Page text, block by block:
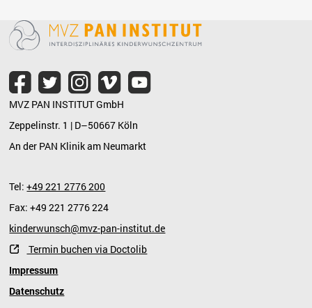
MVZ PAN INSTITUT GmbH
Zeppelinstr. 1 | D–50667 Köln
An der PAN Klinik am Neumarkt
Tel:+49 221 2776 200
Fax: +49 221 2776 224
kinderwunsch@mvz-pan-institut.de
Termin buchen via Doctolib
Impressum
Datenschutz